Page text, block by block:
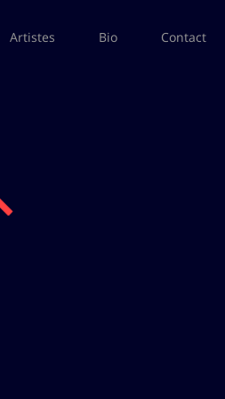
Artistes Bio Contact